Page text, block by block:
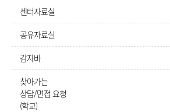
센터자료실
공유자료실
감자바
찾아가는
상담/면접 요청
(학교)